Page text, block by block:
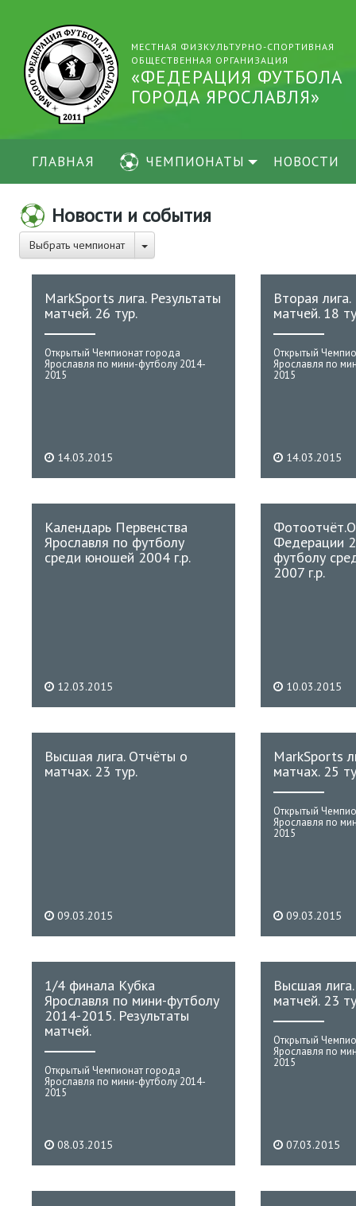
МЕСТНАЯ ФИЗКУЛЬТУРНО-СПОРТИВНАЯ
ОБЩЕСТВЕННАЯ ОРГАНИЗАЦИЯ
«ФЕДЕРАЦИЯ ФУТБОЛА
ГОРОДА ЯРОСЛАВЛЯ»
ГЛАВНАЯ ЧЕМПИОНАТЫ НОВОСТИ
Новости и события
Выбрать чемпионат
MarkSports лига. Результаты
матчей. 26 тур.
Открытый Чемпионат города
Ярославля по мини-футболу 2014-
2015
14.03.2015
Вторая
матчей. 18
Открытый
Ярославля по
2015
14.03.2015
Календарь Первенства
Ярославля по футболу
среди юношей 2004 г.р.
12.03.2015
Федерации
футболу
2007 г.р.
10.03.2015
Высшая лига. Отчёты о
матчах. 23 тур.
09.03.2015
MarkSports
матчах. 25
Открытый
Ярославля по
2015
09.03.2015
1/4 финала Кубка
Ярославля по мини-футболу
2014-2015. Результаты
матчей.
Открытый Чемпионат города
Ярославля по мини-футболу 2014-
2015
08.03.2015
Высшая
матчей. 23
Открытый
Ярославля по
2015
07.03.2015